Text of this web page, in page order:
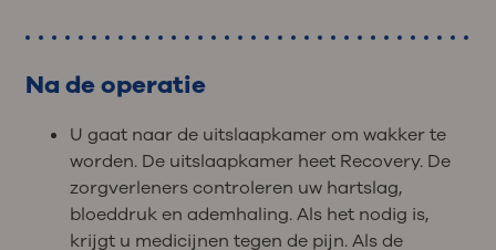
Na de operatie
U gaat naar de uitslaapkamer om wakker te
worden. De uitslaapkamer heet Recovery. De
zorgverleners controleren uw hartslag,
bloeddruk en ademhaling. Als het nodig is,
krijgt u medicijnen tegen de pijn. Als de